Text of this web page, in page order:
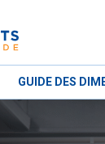
GUIDE DES